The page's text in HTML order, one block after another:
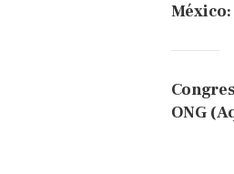
ONG